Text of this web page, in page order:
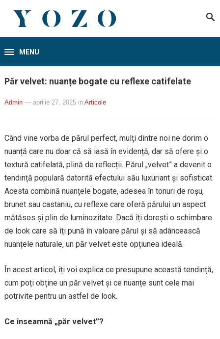
MENU
Păr velvet: nuanțe bogate cu reflexe catifelate
Admin — aprilie 27, 2025 in Articole
Când vine vorba de părul perfect, mulți dintre noi ne dorim o
nuanță care nu doar că să iasă în evidență, dar să ofere și o
textură catifelată, plină de reflecții. Părul „velvet” a devenit o
tendință populară datorită efectului său luxuriant și sofisticat.
Acesta combină nuanțele bogate, adesea în tonuri de roșu,
brunet sau castaniu, cu reflexe care oferă părului un aspect
mătăsos și plin de luminozitate. Dacă îți dorești o schimbare
de look care să îți pună în valoare părul și să adâncească
nuanțele naturale, un păr velvet este opțiunea ideală.
În acest articol, îți voi explica ce presupune această tendință,
cum poți obține un păr velvet și ce nuanțe sunt cele mai
potrivite pentru un astfel de look.
Ce înseamnă „păr velvet”?